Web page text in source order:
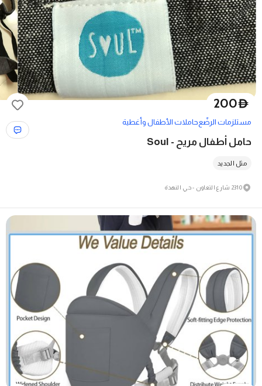
D
200
مستلزمات الرضّعحاملات الأطفال وأغطية
حامل أطفال مريح - Soul
مثل الجديد
2310 شارع التعاون - حي النهدة